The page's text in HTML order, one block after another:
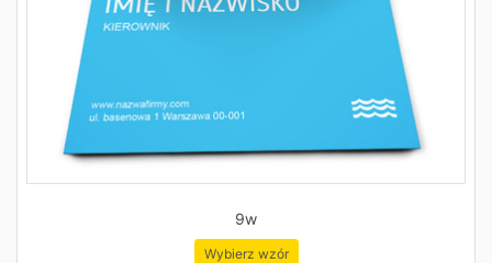
9w
Wybierz wzór